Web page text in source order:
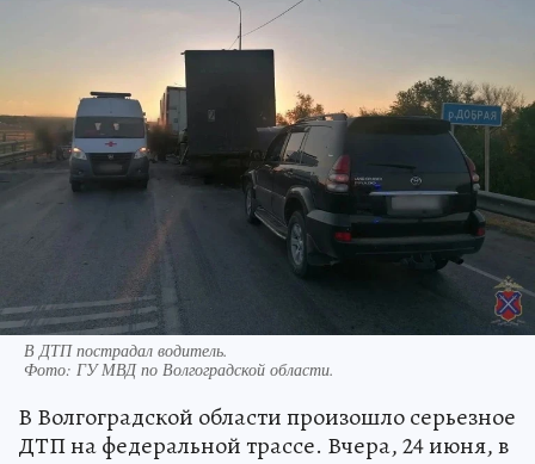
В ДТП пострадал водитель.
Фото: ГУ МВД по Волгоградской области.
В Волгоградской области произошло серьезное
ДТП на федеральной трассе. Вчера, 24 июня, в